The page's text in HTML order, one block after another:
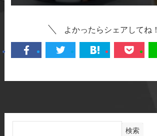
よかったらシェアしてね！
検索